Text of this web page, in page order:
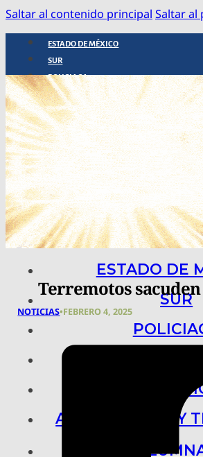
Saltar al contenido principal Saltar al
ESTADO DE MÉXICO
SUR
POLICIACA
NACIONAL
INTERNACIONAL
ARTE, CIENCIA Y TECNOLOGÍA
COLUMNAS
BAJO LA LUPA
RASTROS Y ROSTROS
VÍNCULOS ANIMALES
ESTADO DE
SUR
ARTE, CIENCIA Y
Terremotos sacuden
NOTICIAS•FEBRERO 4, 2025